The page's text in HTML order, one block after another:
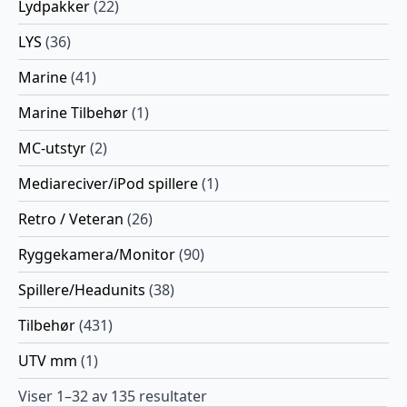
Lydpakker(22)
LYS (36)
Marine(41)
Marine Tilbehør(1)
MC-utstyr(2)
Mediareciver/iPod spillere(1)
Retro / Veteran (26)
Ryggekamera/Monitor(90)
Spillere/Headunits (38)
Tilbehør(431)
UTV mm (1)
Viser 1–32 av 135 resultater